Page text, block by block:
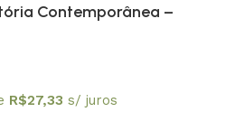
Contemporânea –
R$27,33 s/ juros